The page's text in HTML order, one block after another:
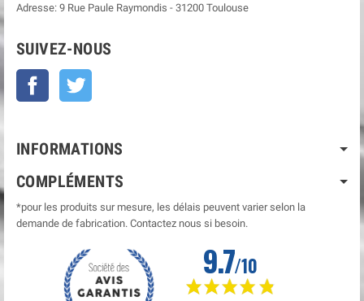
Adresse: 9 Rue Paule Raymondis - 31200 Toulouse
SUIVEZ-NOUS
Facebook
INFORMATIONS
COMPLÉMENTS
*pour les produits sur mesure, les délais peuvent varier selon la
demande de fabrication. Contactez nous si besoin.